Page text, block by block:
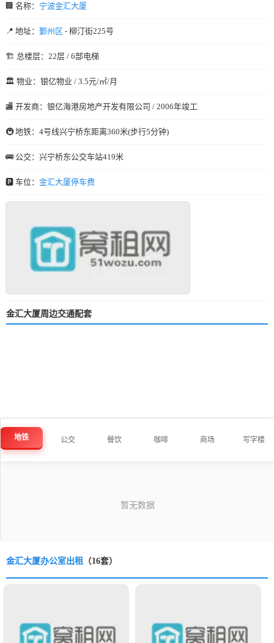
🏢 名称： 宁波金汇大厦
📍 地址： 鄞州区 - 柳汀街225号
🏗️ 总楼层：22层 / 6部电梯
🏛️ 物业：银亿物业 / 3.5元/㎡/月
🏬 开发商：银亿海港房地产开发有限公司 / 2006年竣工
🚇 地铁：4号线兴宁桥东距离360米(步行5分钟)
🚌 公交：兴宁桥东公交车站419米
🅿️ 车位： 金汇大厦停车费
金汇大厦周边交通配套
地铁 公交 餐饮 咖啡 商场 写字楼
金汇大厦办公室出租 （16套）